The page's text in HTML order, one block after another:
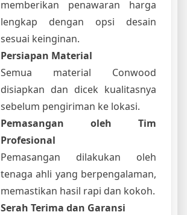
memberikan penawaran harga
lengkap dengan opsi desain
sesuai keinginan.
Persiapan Material
Semua material Conwood
disiapkan dan dicek kualitasnya
sebelum pengiriman ke lokasi.
Pemasangan oleh Tim
Profesional
Pemasangan dilakukan oleh
tenaga ahli yang berpengalaman,
memastikan hasil rapi dan kokoh.
Serah Terima dan Garansi